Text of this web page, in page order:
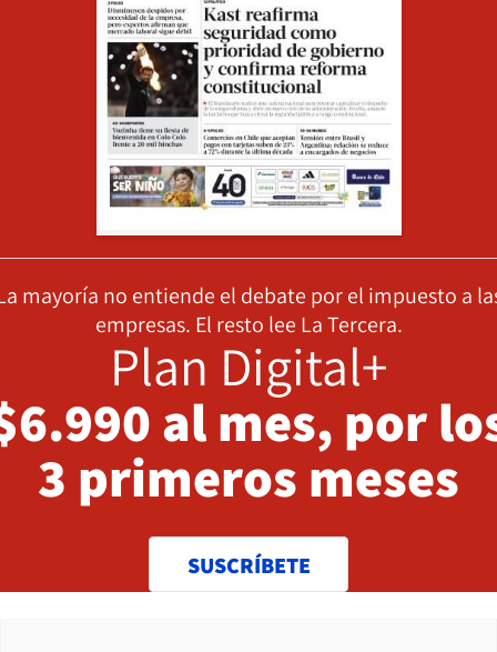
mayoría no entiende el debate por el impuesto a
empresas. El resto lee La Tercera.
Plan Digital+
al mes, por
3 primeros meses
SUSCRÍBETE